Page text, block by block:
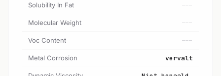
Solubility In Fat ---
Molecular Weight ---
Voc Content ---
Metal Corrosion vervalt